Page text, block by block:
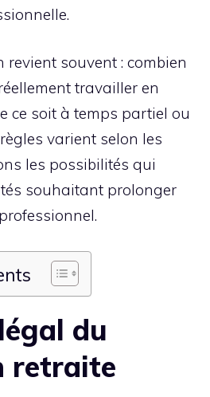
souvent : combien
travailler en
ce soit à temps partiel ou
varient selon les
les possibilités qui
souhaitant prolonger
du
retraite